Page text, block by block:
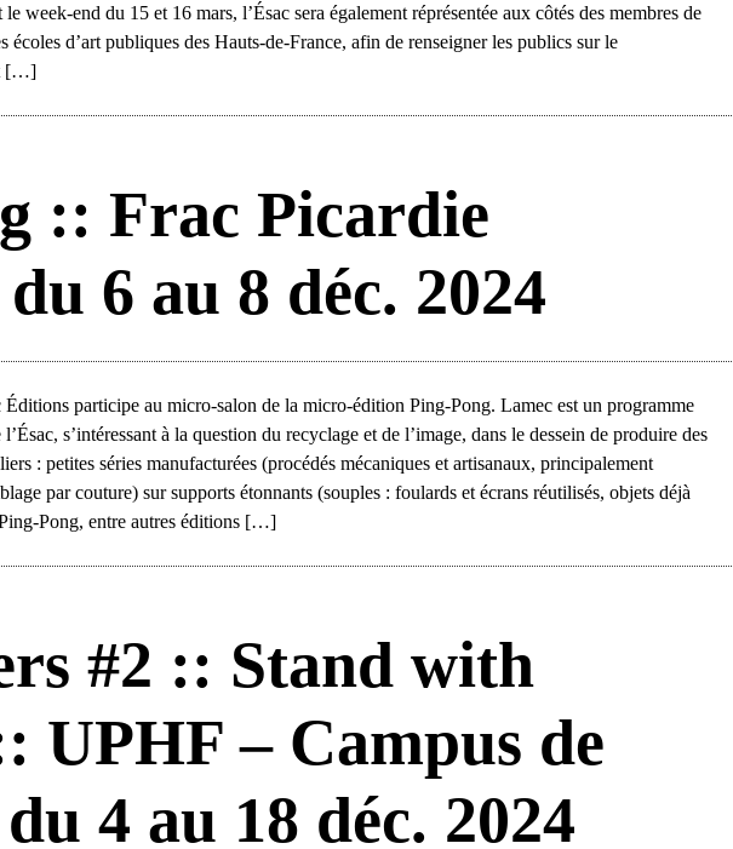
week-end du 15 et 16 mars, l’Ésac sera également réprésentée aux côtés des membres de
écoles d’art publiques des Hauts-de-France, afin de renseigner les publics sur le
[…]
:: Frac Picardie
6 au 8 déc. 2024
participe au micro-salon de la micro-édition Ping-Pong. Lamec est un programme
s’intéressant à la question du recyclage et de l’image, dans le dessein de produire des
: petites séries manufacturées (procédés mécaniques et artisanaux, principalement
par couture) sur supports étonnants (souples : foulards et écrans réutilisés, objets déjà
Pong, entre autres éditions […]
#2 :: Stand with
UPHF – Campus de
4 au 18 déc. 2024